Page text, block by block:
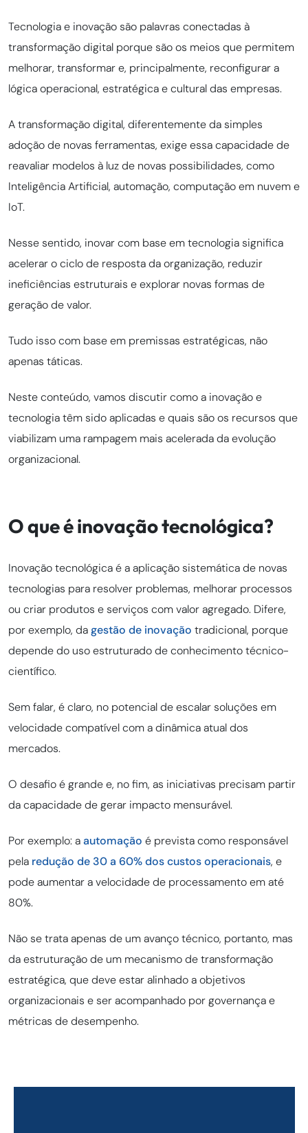
Tecnologia e inovação são palavras conectadas à
transformação digital porque são os meios que permitem
melhorar, transformar e, principalmente, reconfigurar a
lógica operacional, estratégica e cultural das empresas.
A transformação digital, diferentemente da simples
adoção de novas ferramentas, exige essa capacidade de
reavaliar modelos à luz de novas possibilidades, como
Inteligência Artificial, automação, computação em nuvem e
IoT.
Nesse sentido, inovar com base em tecnologia significa
acelerar o ciclo de resposta da organização, reduzir
ineficiências estruturais e explorar novas formas de
geração de valor.
Tudo isso com base em premissas estratégicas, não
apenas táticas.
Neste conteúdo, vamos discutir como a inovação e
tecnologia têm sido aplicadas e quais são os recursos que
viabilizam uma rampagem mais acelerada da evolução
organizacional.
O que é inovação tecnológica?
Inovação tecnológica é a aplicação sistemática de novas
tecnologias para resolver problemas, melhorar processos
ou criar produtos e serviços com valor agregado. Difere,
por exemplo, dagestão de inovação tradicional, porque
depende do uso estruturado de conhecimento técnico-
científico.
Sem falar, é claro, no potencial de escalar soluções em
velocidade compatível com a dinâmica atual dos
mercados.
O desafio é grande e, no fim, as iniciativas precisam partir
da capacidade de gerar impacto mensurável.
Por exemplo: aautomação é prevista como responsável
pela redução de 30 a 60% dos custos operacionais, e
pode aumentar a velocidade de processamento em até
80%.
Não se trata apenas de um avanço técnico, portanto, mas
da estruturação de um mecanismo de transformação
estratégica, que deve estar alinhado a objetivos
organizacionais e ser acompanhado por governança e
métricas de desempenho.